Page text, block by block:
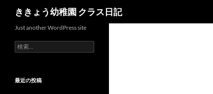
ききょう幼稚園 クラス日記
Just another WordPress site
検
索
最近の投稿